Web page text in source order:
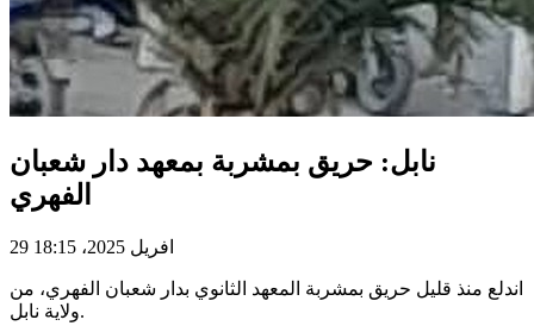
نابل: حريق بمشربة بمعهد دار شعبان
29 افريل 2025، 18:15
اندلع منذ قليل حريق بمشربة المعهد الثانوي بدار شعبان الفهري، من
ولاية نابل.